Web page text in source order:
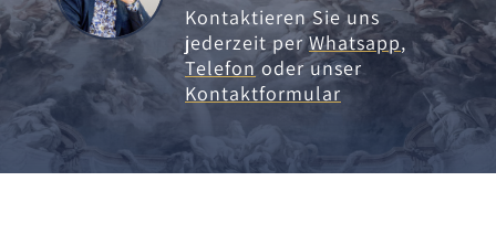
Kontaktieren Sie uns
jederzeit perWhatsapp,
Telefonoder unser
Kontaktformular